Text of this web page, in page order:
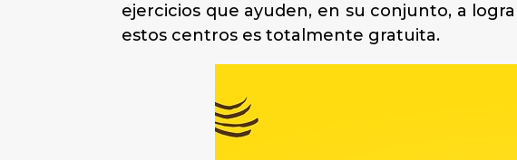
ejercicios que ayuden, en su conjunto, a
estos centros es totalmente gratuita.